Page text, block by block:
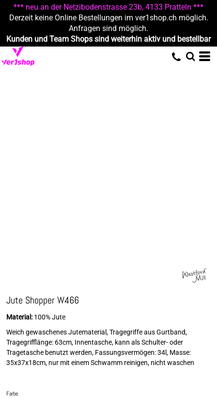
*** neu an der Netzibodenstrasse 23b, 4133 Pratteln ***
Derzeit keine Online Bestellungen im ver1shop.ch möglich.
Anfragen sind möglich.
Kunden und Team Shops sind weiterhin aktiv und bestellbar
Jute Shopper W466
Material: 100% Jute
Weich gewaschenes Jutematerial, Tragegriffe aus Gurtband,
Tragegrifflänge: 63cm, Innentasche, kann als Schulter- oder
Tragetasche benutzt werden, Fassungsvermögen: 34l, Masse:
35x37x18cm, nur mit einem Schwamm reinigen, nicht waschen
Farbe